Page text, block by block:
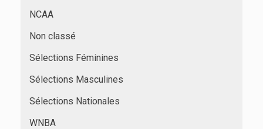
NCAA
Non classé
Sélections Féminines
Sélections Masculines
Sélections Nationales
WNBA